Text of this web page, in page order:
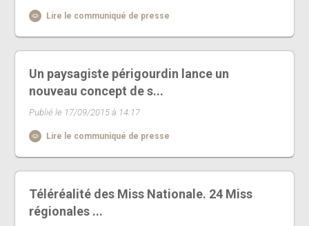
Lire le communiqué de presse
Un paysagiste périgourdin lance un
nouveau concept de s...
Publié le 17/09/2015 à 14:17
Lire le communiqué de presse
Téléréalité des Miss Nationale. 24 Miss
régionales ...